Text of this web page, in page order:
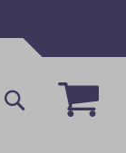
Mój
Szukaj